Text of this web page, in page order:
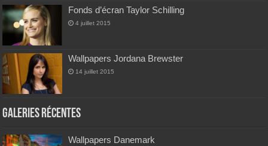
Fonds d’écran Taylor Schilling
4 juillet 2015
Wallpapers Jordana Brewster
14 juillet 2015
Galeries Récentes
Wallpapers Danemark